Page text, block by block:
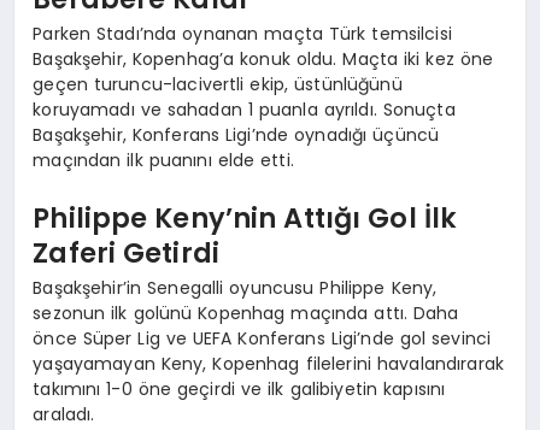
Parken Stadı’nda oynanan maçta Türk temsilcisi
Başakşehir, Kopenhag’a konuk oldu. Maçta iki kez öne
geçen turuncu-lacivertli ekip, üstünlüğünü
koruyamadı ve sahadan 1 puanla ayrıldı. Sonuçta
Başakşehir, Konferans Ligi’nde oynadığı üçüncü
maçından ilk puanını elde etti.
Philippe Keny’nin Attığı Gol İlk
Zaferi Getirdi
Başakşehir’in Senegalli oyuncusu Philippe Keny,
sezonun ilk golünü Kopenhag maçında attı. Daha
önce Süper Lig ve UEFA Konferans Ligi’nde gol sevinci
yaşayamayan Keny, Kopenhag filelerini havalandırarak
takımını 1-0 öne geçirdi ve ilk galibiyetin kapısını
araladı.